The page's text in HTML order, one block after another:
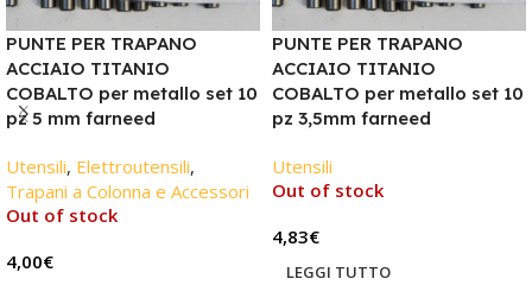
PUNTE PER TRAPANO
ACCIAIO TITANIO
COBALTO per metallo set 10
pz 5 mm farneed
Utensili, Elettroutensili,
Trapani a Colonna e Accessori
Out of stock
4,00€
PUNTE PER TRAPANO
ACCIAIO TITANIO
COBALTO per metallo set 10
pz 3,5mm farneed
Utensili
Out of stock
4,83€
LEGGI TUTTO